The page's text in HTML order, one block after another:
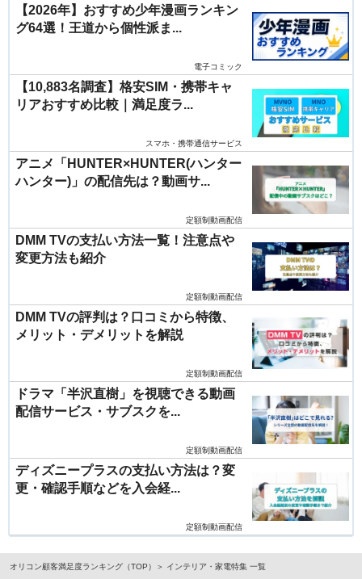
【2026年】おすすめ少年漫画ランキン
グ64選！王道から個性派ま...
電子コミック
【10,883名調査】格安SIM・携帯キャ
リアおすすめ比較｜満足度ラ...
スマホ・携帯通信サービス
アニメ「HUNTER×HUNTER(ハンター
ハンター)」の配信先は？動画サ...
定額制動画配信
DMM TVの支払い方法一覧！注意点や
変更方法も紹介
定額制動画配信
DMM TVの評判は？口コミから特徴、
メリット・デメリットを解説
定額制動画配信
ドラマ「半沢直樹」を視聴できる動画
配信サービス・サブスクを...
定額制動画配信
ディズニープラスの支払い方法は？変
更・確認手順などを入会経...
定額制動画配信
オリコン顧客満足度ランキング（TOP） インテリア・家電特集 一覧